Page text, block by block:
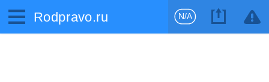
Rodpravo.ru N/A